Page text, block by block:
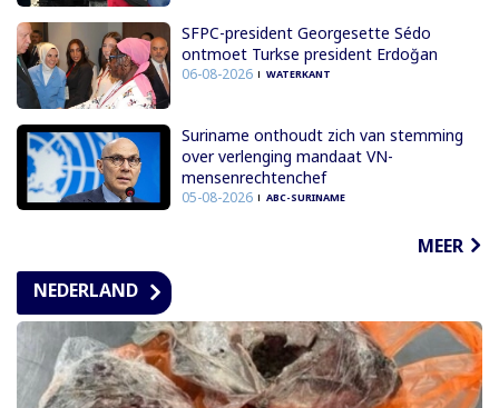
SFPC-president Georgesette Sédo
ontmoet Turkse president Erdoğan
06-08-2026 WATERKANT
Suriname onthoudt zich van stemming
over verlenging mandaat VN-
mensenrechtenchef
05-08-2026 ABC-SURINAME
MEER
NEDERLAND